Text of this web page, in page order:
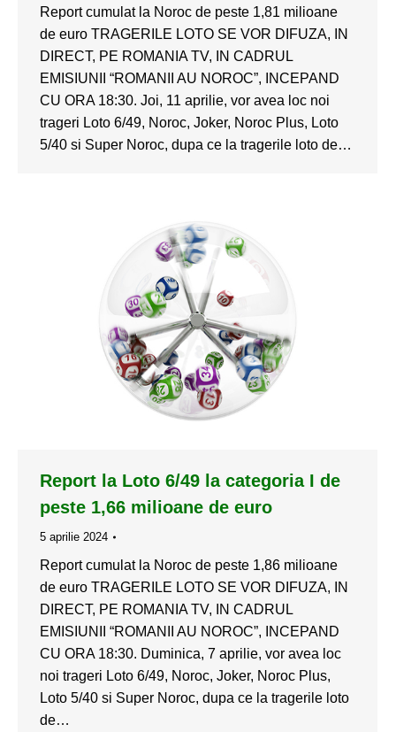
Report cumulat la Noroc de peste 1,81 milioane
de euro TRAGERILE LOTO SE VOR DIFUZA, IN
DIRECT, PE ROMANIA TV, IN CADRUL
EMISIUNII “ROMANII AU NOROC”, INCEPAND
CU ORA 18:30. Joi, 11 aprilie, vor avea loc noi
trageri Loto 6/49, Noroc, Joker, Noroc Plus, Loto
5/40 si Super Noroc, dupa ce la tragerile loto de…
Report la Loto 6/49 la categoria I de
peste 1,66 milioane de euro
5 aprilie 2024
Report cumulat la Noroc de peste 1,86 milioane
de euro TRAGERILE LOTO SE VOR DIFUZA, IN
DIRECT, PE ROMANIA TV, IN CADRUL
EMISIUNII “ROMANII AU NOROC”, INCEPAND
CU ORA 18:30. Duminica, 7 aprilie, vor avea loc
noi trageri Loto 6/49, Noroc, Joker, Noroc Plus,
Loto 5/40 si Super Noroc, dupa ce la tragerile loto
de…